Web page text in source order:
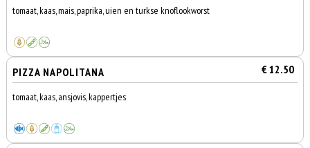
tomaat, kaas, mais, paprika, uien en turkse knoflookworst
PIZZA NAPOLITANA € 12.50
tomaat, kaas, ansjovis, kappertjes